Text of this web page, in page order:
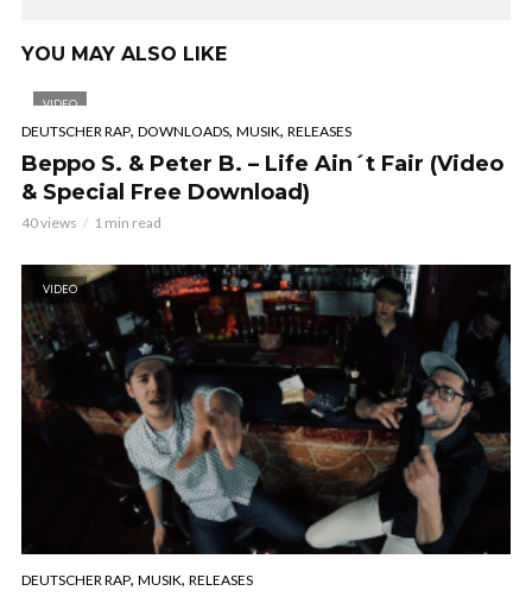
YOU MAY ALSO LIKE
VIDEO
DEUTSCHER RAP, DOWNLOADS, MUSIK, RELEASES
Beppo S. & Peter B. – Life Ain´t Fair (Video
& Special Free Download)
40 views 1 min read
VIDEO
DEUTSCHER RAP, MUSIK, RELEASES